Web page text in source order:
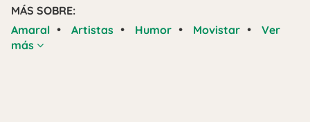
MÁS SOBRE:
Amaral • Artistas • Humor • Movistar •
Ver
más